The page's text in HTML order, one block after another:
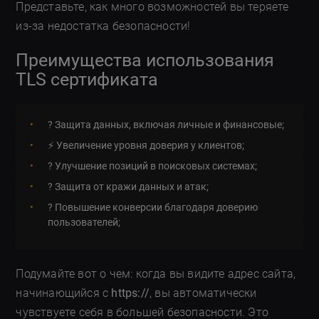
Представьте, как много возможностей вы теряете
из-за недостатка безопасности!
Преимущества использования
TLS сертификата
?️ Защита данных, включая личные и финансовые;
⚡ Увеличение уровня доверия у клиентов;
? Улучшение позиций в поисковых системах;
? Защита от кражи данных и атак;
? Повышение конверсии благодаря доверию
пользователей;
Подумайте вот о чем: когда вы видите адрес сайта,
начинающийся с https://, вы автоматически
чувствуете себя в большей безопасности. Это